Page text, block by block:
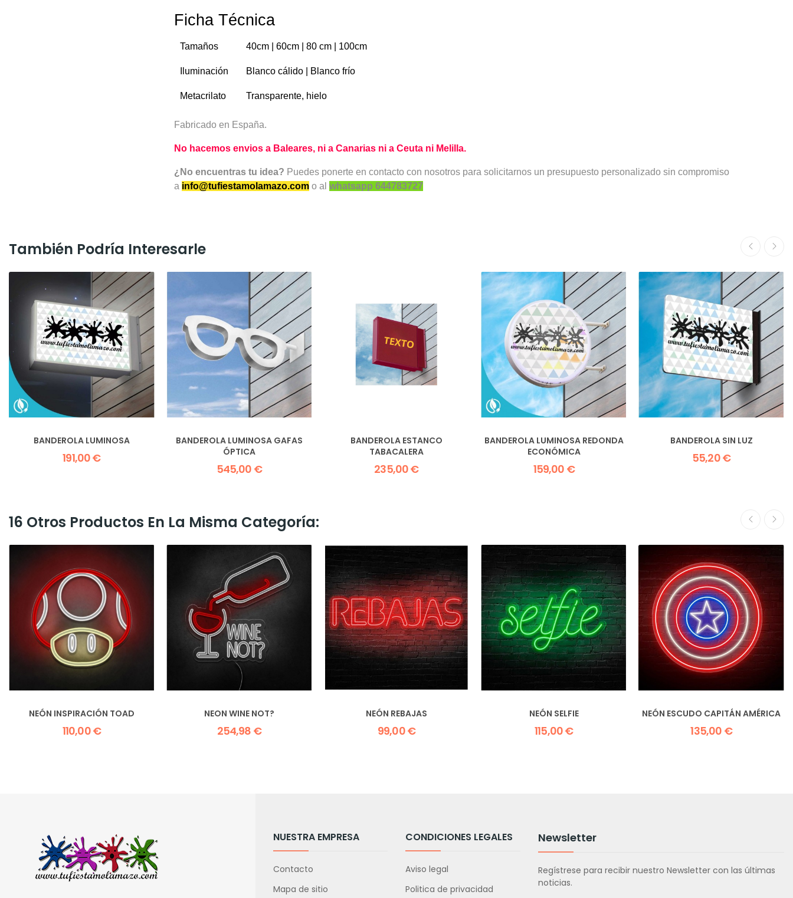
Ficha Técnica
Tamaños 40cm | 60cm | 80 cm | 100cm
Iluminación Blanco cálido | Blanco frío
Metacrilato Transparente, hielo
Fabricado en España.
No hacemos envios a Baleares, ni a Canarias ni a Ceuta ni Melilla.
¿No encuentras tu idea? Puedes ponerte en contacto con nosotros para solicitarnos un presupuesto personalizado sin compromiso
a info@tufiestamolamazo.com o al whatsapp 644783727
También Podría Interesarle
BANDEROLA LUMINOSA
191,00 €
BANDEROLA LUMINOSA GAFAS
ÓPTICA
545,00 €
BANDEROLA ESTANCO
TABACALERA
235,00 €
BANDEROLA LUMINOSA REDONDA
ECONÓMICA
159,00 €
BANDEROLA SIN LUZ
55,20 €
16 Otros Productos En La Misma Categoría:
NEÓN INSPIRACIÓN TOAD
110,00 €
NEON WINE NOT?
254,98 €
NEÓN REBAJAS
99,00 €
NEÓN SELFIE
115,00 €
NEÓN ESCUDO CAPITÁN AMÉRICA
135,00 €
NUESTRA EMPRESA
Contacto
Mapa de sitio
CONDICIONES LEGALES
Aviso legal
Politica de privacidad
Newsletter
Regístrese para recibir nuestro Newsletter con las últimas
noticias.